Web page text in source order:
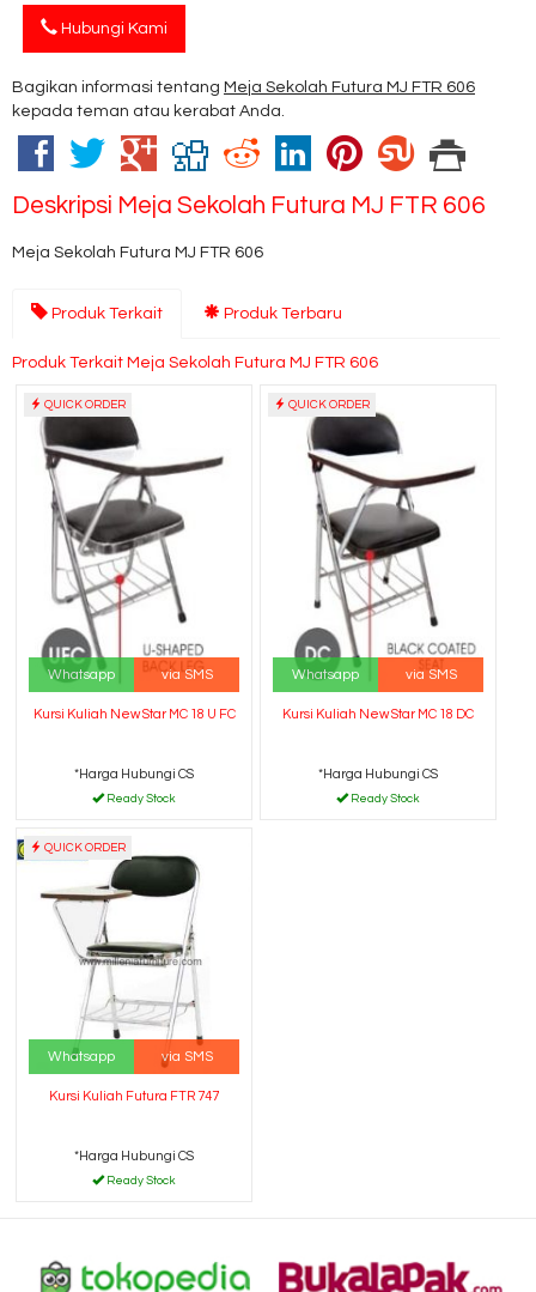
Hubungi Kami
Bagikan informasi tentang Meja Sekolah Futura MJ FTR 606
kepada teman atau kerabat Anda.
Deskripsi Meja Sekolah Futura MJ FTR 606
Meja Sekolah Futura MJ FTR 606
Produk Terkait Produk Terbaru
Produk Terkait Meja Sekolah Futura MJ FTR 606
QUICK ORDER
Whatsapp via SMS
Kursi Kuliah New Star MC 18 U FC
*Harga Hubungi CS
Ready Stock
QUICK ORDER
Whatsapp via SMS
Kursi Kuliah New Star MC 18 DC
*Harga Hubungi CS
Ready Stock
QUICK ORDER
Whatsapp via SMS
Kursi Kuliah Futura FTR 747
*Harga Hubungi CS
Ready Stock